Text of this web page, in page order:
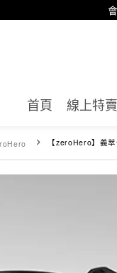
首頁 線上特
【zeroHero】義萃